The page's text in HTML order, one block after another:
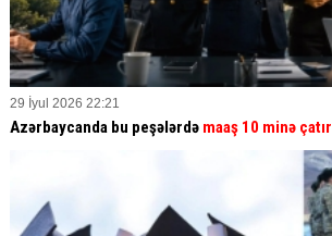
29 İyul 2026 22:21
Azərbaycanda bu peşələrdə maaş 10 minə çatır